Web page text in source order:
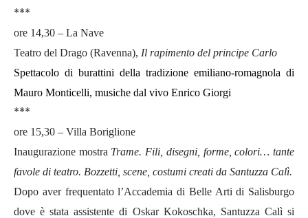
***
ore 14,30 – La Nave
Teatro del Drago (Ravenna), Il rapimento del principe Carlo
Spettacolo di burattini della tradizione emiliano-romagnola di
Mauro Monticelli, musiche dal vivo Enrico Giorgi
***
ore 15,30 – Villa Boriglione
Inaugurazione mostra Trame. Fili, disegni, forme, colori… tante
favole di teatro. Bozzetti, scene, costumi creati da Santuzza Calì.
Dopo aver frequentato l’Accademia di Belle Arti di Salisburgo
dove è stata assistente di Oskar Kokoschka, Santuzza Calì si